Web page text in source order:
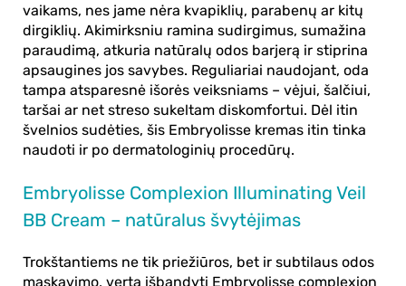
vaikams, nes jame nėra kvapiklių, parabenų ar kitų
dirgiklių. Akimirksniu ramina sudirgimus, sumažina
paraudimą, atkuria natūralų odos barjerą ir stiprina
apsaugines jos savybes. Reguliariai naudojant, oda
tampa atsparesnė išorės veiksniams – vėjui, šalčiui,
taršai ar net streso sukeltam diskomfortui. Dėl itin
švelnios sudėties, šis Embryolisse kremas itin tinka
naudoti ir po dermatologinių procedūrų.
Embryolisse Complexion Illuminating Veil
BB Cream – natūralus švytėjimas
Trokštantiems ne tik priežiūros, bet ir subtilaus odos
maskavimo, verta išbandyti Embryolisse complexion